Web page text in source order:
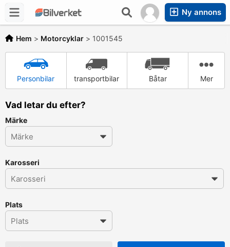
Ny annons
Hem > Motorcyklar > 1001545
Personbilar transportbilar Båtar Mer
Vad letar du efter?
Märke
Karosseri
Plats